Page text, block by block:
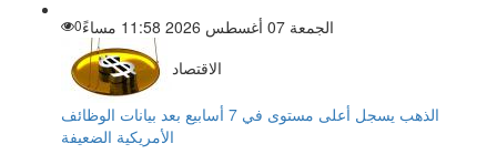
الجمعة 07 أغسطس 2026 11:58 مساءً
0
الاقتصاد
الذهب يسجل أعلى مستوى في 7 أسابيع بعد بيانات الوظائف
الأمريكية الضعيفة